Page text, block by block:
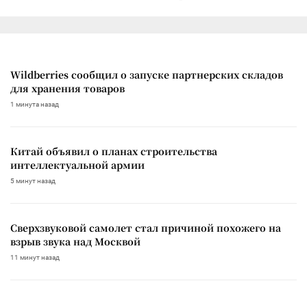
Wildberries сообщил о запуске партнерских складов
для хранения товаров
1 минута назад
Китай объявил о планах строительства
интеллектуальной армии
5 минут назад
Сверхзвуковой самолет стал причиной похожего на
взрыв звука над Москвой
11 минут назад